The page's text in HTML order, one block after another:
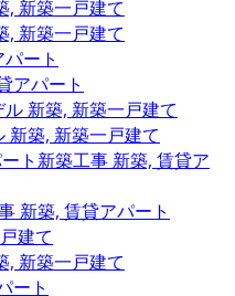
, 新築一戸建て
, 新築一戸建て
ート
アパート
ル 新築, 新築一戸建て
新築, 新築一戸建て
ト新築工事 新築, 賃貸ア
新築, 賃貸アパート
建て
, 新築一戸建て
ート